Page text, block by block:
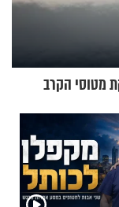
מטוסי הקרב